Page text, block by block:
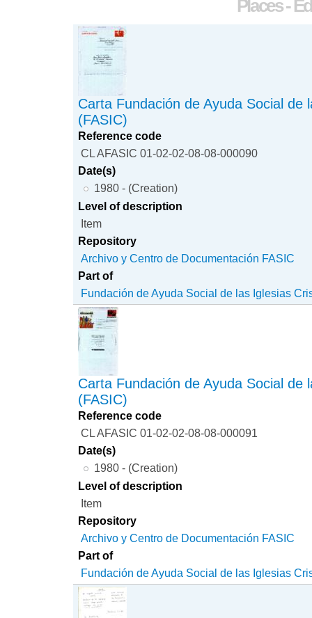
Places -
Carta Fundación de Ayuda Social de
(FASIC)
Reference code
CL AFASIC 01-02-02-08-08-000090
Date(s)
1980 - (Creation)
Level of description
Item
Repository
Archivo y Centro de Documentación FASIC
Part of
Fundación de Ayuda Social de las Iglesias
Carta Fundación de Ayuda Social de
(FASIC)
Reference code
CL AFASIC 01-02-02-08-08-000091
Date(s)
1980 - (Creation)
Level of description
Item
Repository
Archivo y Centro de Documentación FASIC
Part of
Fundación de Ayuda Social de las Iglesias